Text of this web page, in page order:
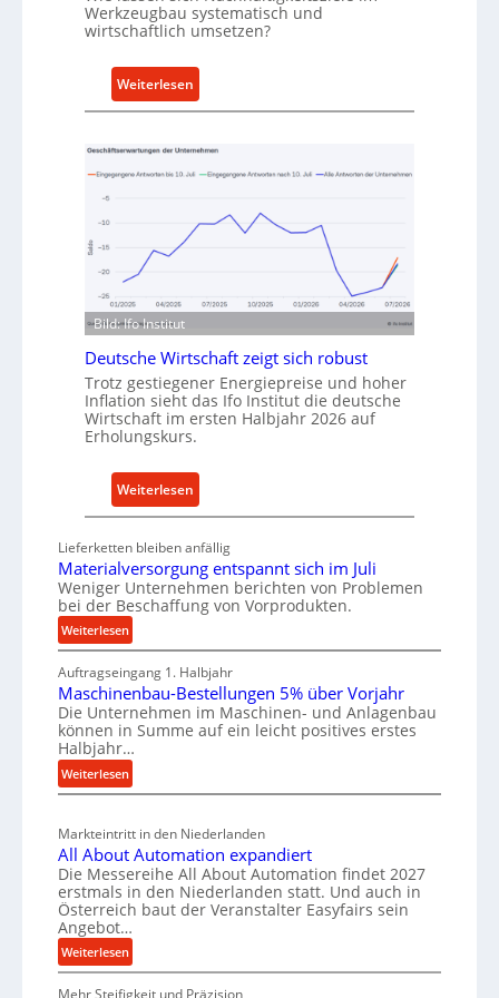
t
A
a
f
v
n
u
s
t
r
i
E
r
a
t
z
i
l
e
n
Werkzeugbau systematisch und
wirtschaftlich umsetzen?
Weiterlesen
M
t
h
d
ü
r
n
a
c
a
l
i
g
e
W
r
k
z
e
a
u
p
r
e
Bild: Ifo Institut
Deutsche Wirtschaft zeigt sich robust
Trotz gestiegener Energiepreise und hoher
Inflation sieht das Ifo Institut die deutsche
Wirtschaft im ersten Halbjahr 2026 auf
Erholungskurs.
Weiterlesen
D
u
t
s
h
e
W
s
h
a
f
t
i
Lieferketten bleiben anfällig
Materialversorgung entspannt sich im Juli
Weniger Unternehmen berichten von Problemen
bei der Beschaffung von Vorprodukten.
Weiterlesen:
M
a
t
e
r
i
a
l
e
r
s
o
u
n
Auftragseingang 1. Halbjahr
Maschinenbau-Bestellungen 5% über Vorjahr
Die Unternehmen im Maschinen- und Anlagenbau
können in Summe auf ein leicht positives erstes
Halbjahr…
Weiterlesen:
M
s
c
h
i
n
e
n
Markteintritt in den Niederlanden
All About Automation expandiert
Die Messereihe All About Automation findet 2027
erstmals in den Niederlanden statt. Und auch in
Österreich baut der Veranstalter Easyfairs sein
Angebot…
Weiterlesen:
A
l
Mehr Steifigkeit und Präzision